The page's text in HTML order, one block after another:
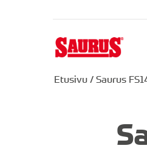
Etusivu / Saurus